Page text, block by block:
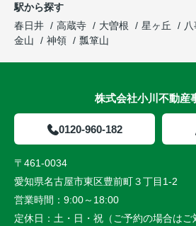
駅から探す
春日井
高蔵寺 大曽根 星ヶ丘
金山
神領 瓢箪山
株式会社小川不動産
0120-960-182
〒461-0034
愛知県名古屋市東区豊前町３丁目1-2
営業時間： 9:00～18:00
定休日： 土・日・祝（ご予約の場合はご